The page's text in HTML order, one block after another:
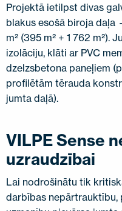
Projektā ietilpst divas
blakus esošā biroja daļa
m² (395 m² + 1 762 m²).
izolāciju, klāti ar PVC
dzelzsbetona paneļiem
profilētām tērauda
jumta daļā).
VILPE Sense
uzraudzībai
Lai nodrošinātu tik
darbības nepārtrauktību,